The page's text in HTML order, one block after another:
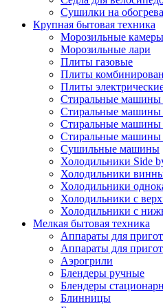
Сушилки на
Крупная бытовая техника
Морозильные камеры
Морозильные лари
Плиты газовые
Плиты
Плиты
Стиральные машины
Стиральные машины
Стиральные машины
Стиральные машины
Сушильные машины
Холодильники Side
Холодильники
Холодильники
Холодильники с
Холодильники с
Мелкая бытовая техника
Аппараты для
Аппараты для
Аэрогрили
Блендеры ручные
Блендеры
Блинницы